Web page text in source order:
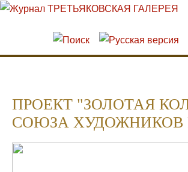
Перейти к основному содержанию
Skip to search
ПРОЕКТ "ЗОЛОТАЯ
СОЮЗА ХУДОЖНИКОВ